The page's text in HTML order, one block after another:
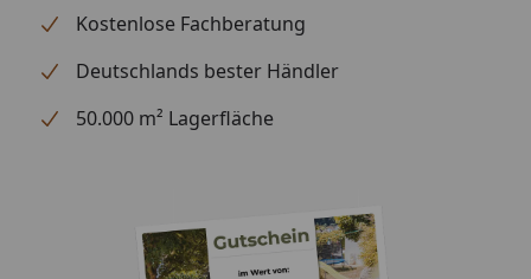
Bitte beachten Sie: Die Dachrinnen können auch ohne
Traufbretter montiert werden, allerdings müssen die
gebogen werden.
Montageanleitung Kastenrinne Typ 200
(Rinnenbreite 68 mm)
Kostenlose Fachberatung
Deutschlands bester Händler
50.000 m² Lagerfläche